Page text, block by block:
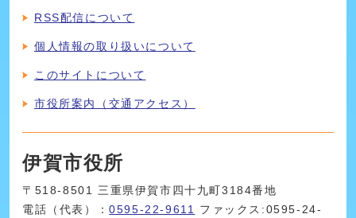
RSS配信について
個人情報の取り扱いについて
このサイトについて
市役所案内（交通アクセス）
伊賀市役所
〒518-8501 三重県伊賀市四十九町3184番地
電話（代表）：0595-22-9611 ファックス:0595-24-